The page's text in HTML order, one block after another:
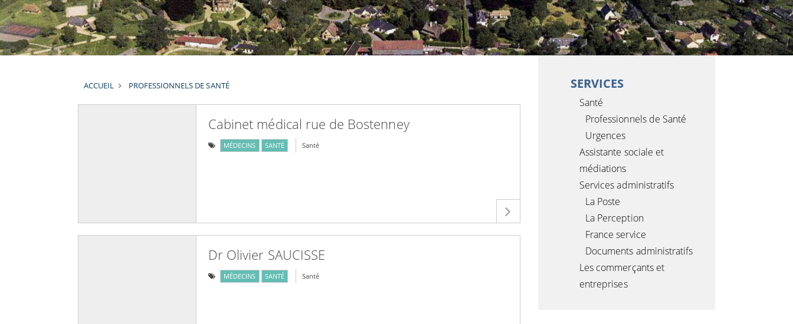
ACCUEIL PROFESSIONNELS DE SANTÉ
Cabinet médical rue de Bostenney
MÉDECINS SANTÉ Santé
Dr Olivier SAUCISSE
MÉDECINS SANTÉ Santé
SERVICES
Santé
Professionnels de Santé
Urgences
Assistante sociale et
médiations
Services administratifs
La Poste
La Perception
France service
Documents administratifs
Les commerçants et
entreprises